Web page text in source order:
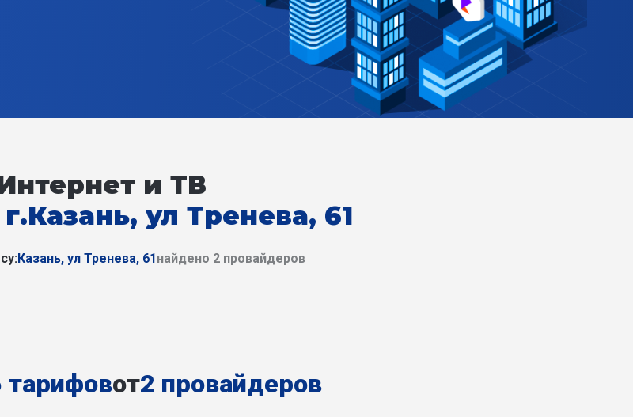
и ТВ
ул Тренева, 61
Казань, ул Тренева, 61 найдено 2 провайдеров
тарифовот2 провайдеров